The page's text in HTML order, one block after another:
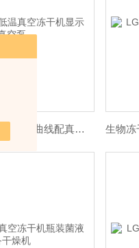
土壤样品低温真空冻干机显示曲线配真空泵